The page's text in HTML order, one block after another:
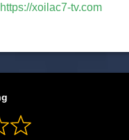
https://xoilac7-tv.com